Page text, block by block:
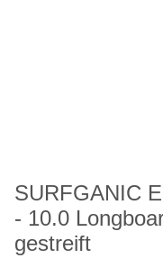
SURFGANIC
- 10.0
gestreift